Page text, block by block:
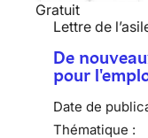
Gratuit
Lettre de
De
pour
Date de
Thématique :